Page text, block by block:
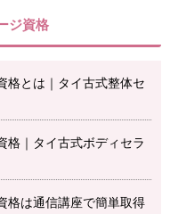
ジ資格
格とは｜タイ古式整体セ
格｜タイ古式ボディセラ
格は通信講座で簡単取得